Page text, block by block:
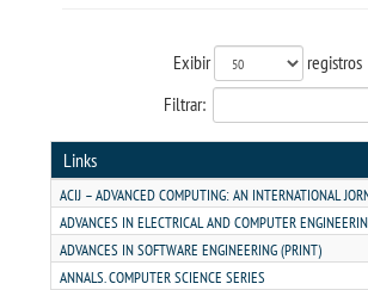
SEGUNDA GRADUAÇÃO
MATRÍCULA
EDITAL
EDITAL - ADENDO 1
Exibir
registros
Filtrar:
Links
ACIJ – ADVANCED COMPUTING: AN INTERNATIONAL
ADVANCES IN ELECTRICAL AND COMPUTER
ADVANCES IN SOFTWARE ENGINEERING (PRINT)
ANNALS. COMPUTER SCIENCE SERIES